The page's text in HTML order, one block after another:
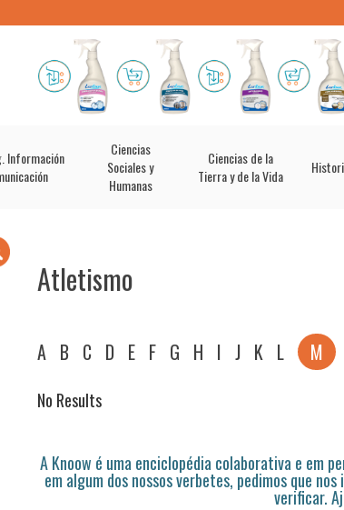
Información
Ciencias
Sociales y
Humanas
Ciencias de la
Tierra y de la Vida
Atletismo
A B C D E F G H I J K L M
No Results
A Knoow é uma enciclopédia colaborativa e em
em algum dos nossos verbetes, pedimos que
verificar.